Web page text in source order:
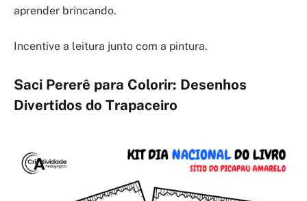
aprender brincando.
Incentive a leitura junto com a pintura.
Saci Pererê para Colorir: Desenhos
Divertidos do Trapaceiro